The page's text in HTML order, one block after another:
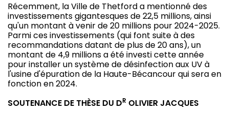
Récemment, la Ville de Thetford a mentionné des
investissements gigantesques de 22,5 millions, ainsi
qu'un montant à venir de 20 millions pour 2024-2025.
Parmi ces investissements (qui font suite à des
recommandations datant de plus de 20 ans), un
montant de 4,9 millions a été investi cette année
pour installer un système de désinfection aux UV à
l'usine d'épuration de la Haute-Bécancour qui sera en
fonction en 2024.
SOUTENANCE DE THÈSE DU DR OLIVIER JACQUES